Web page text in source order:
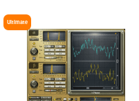
ライブソリューション
チャンネルストリップ
ハーモニックエンハンサー
グインは、アーティストの個性的な
サウ
Ultimate